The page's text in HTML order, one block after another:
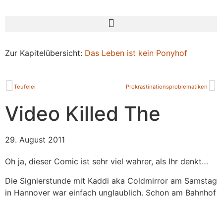
Zur Kapitelübersicht: Das Leben ist kein Ponyhof
Teufelei Prokrastinationsproblematiken
Video Killed The
29. August 2011
Oh ja, dieser Comic ist sehr viel wahrer, als Ihr denkt…
Die Signierstunde mit Kaddi aka Coldmirror am Samstag
in Hannover war einfach unglaublich. Schon am Bahnhof